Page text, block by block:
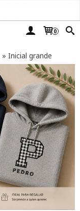
0
» Inicial grande